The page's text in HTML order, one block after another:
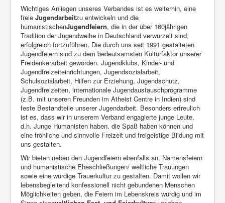
Wichtiges Anliegen unseres Verbandes ist es weiterhin, eine
freie Jugendarbeitzu entwickeln und die
humanistischenJugendfeiern, die in der über 160jährigen
Tradition der Jugendweihe in Deutschland verwurzelt sind,
erfolgreich fortzuführen. Die durch uns seit 1991 gestalteten
Jugendfeiern sind zu dem bedeutsamsten Kulturfaktor unserer
Freidenkerarbeit geworden. Jugendklubs, Kinder- und
Jugendfreizeiteinrichtungen, Jugendsozialarbeit,
Schulsozialarbeit, Hilfen zur Erziehung, Jugendschutz,
Jugendfreizeiten, internationale Jugendaustauschprogramme
(z.B. mit unseren Freunden im Atheist Centre in Indien) sind
feste Bestandteile unserer Jugendarbeit. Besonders erfreulich
ist es, dass wir in unserem Verband engagierte junge Leute,
d.h. Junge Humanisten haben, die Spaß haben können und
eine fröhliche und sinnvolle Freizeit und freigeistige Bildung mit
uns gestalten.
Wir bieten neben den Jugendfeiern ebenfalls an, Namensfeiern
und humanistische Eheschließungen/ weltliche Trauungen
sowie eine würdige Trauerkultur zu gestalten. Damit wollen wir
lebensbegleitend konfessionell nicht gebundenen Menschen
Möglichkeiten geben, die Feiern im Lebenskreis würdig und im